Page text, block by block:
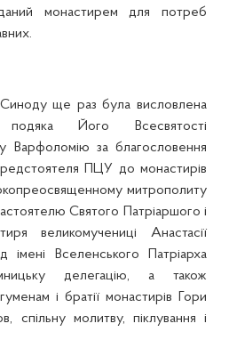
монастирем для потреб
ще раз була висловлена
Його Всесвятості
Варфоломію за благословення
ПЦУ до монастирів
митрополиту
Святого Патріаршого і
великомучениці Анастасії
імені Вселенського Патріарха
делегацію, а також
і братії монастирів Гори
молитву, піклування і